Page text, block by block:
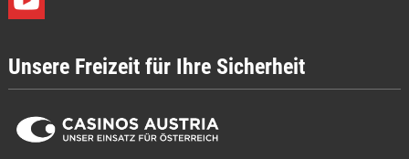
Unsere Freizeit für Ihre Sicherheit